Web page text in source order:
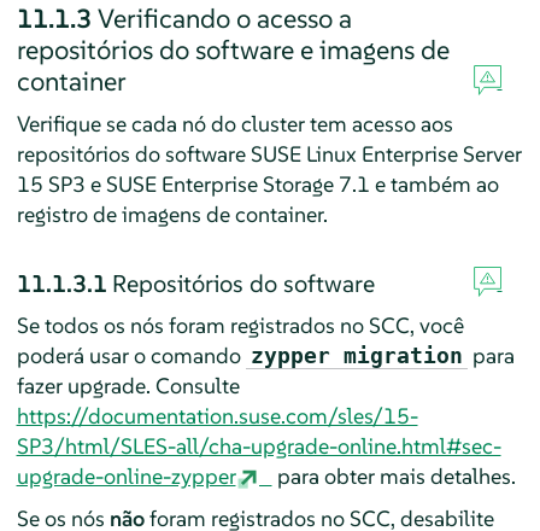
11.1.3 Verificando o acesso a
repositórios do software e imagens de
container
Verifique se cada nó do cluster tem acesso aos
repositórios do software SUSE Linux Enterprise Server
15 SP3 e SUSE Enterprise Storage 7.1 e também ao
registro de imagens de container.
11.1.3.1 Repositórios do software
Se todos os nós foram registrados no SCC, você
poderá usar o comando zypper migration para
fazer upgrade. Consulte
https://documentation.suse.com/sles/15-
SP3/html/SLES-all/cha-upgrade-online.html#sec-
upgrade-online-zypper
para obter mais detalhes.
Se os nós nãoforam registrados no SCC, desabilite